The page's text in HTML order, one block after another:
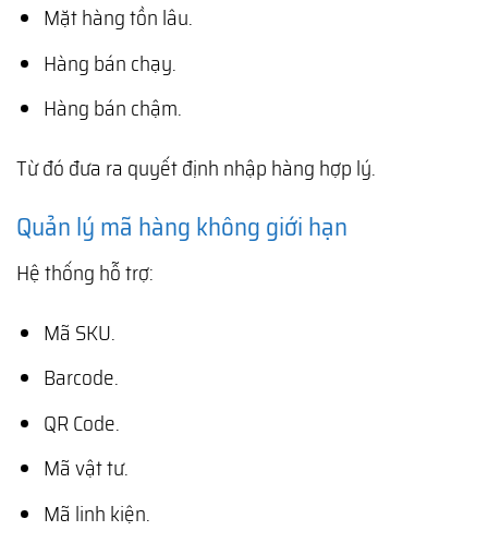
Mặt hàng tồn lâu.
Hàng bán chạy.
Hàng bán chậm.
Từ đó đưa ra quyết định nhập hàng hợp lý.
Quản lý mã hàng không giới hạn
Hệ thống hỗ trợ:
Mã SKU.
Barcode.
QR Code.
Mã vật tư.
Mã linh kiện.